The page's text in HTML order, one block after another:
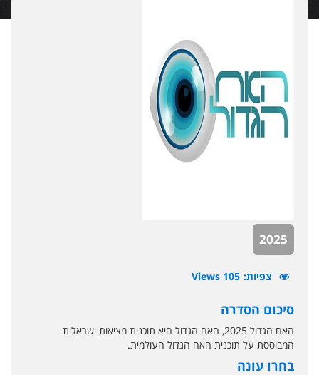
2025
צפיות 105 Views
סיכום הסדרה
האח הגדול 2025, האח הגדול היא תוכנית מציאות ישראלית
המבוססת על תוכנית האח הגדול העולמית.
בחרו עונה